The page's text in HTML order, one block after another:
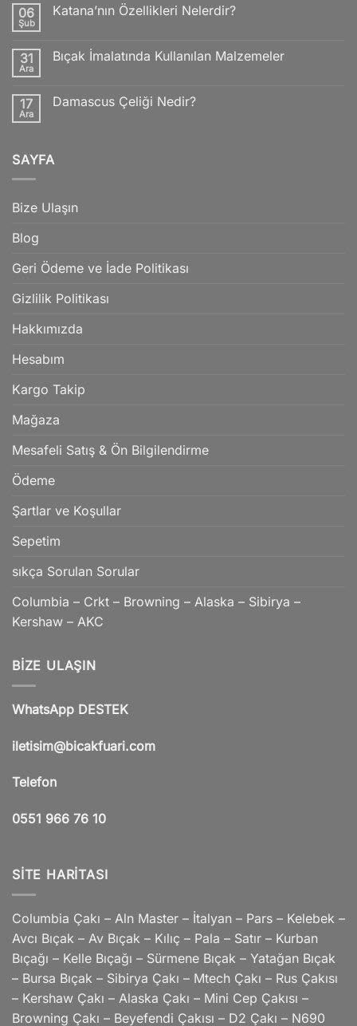
Bıçakları
Rehberi
06
Şub
Katana’nın Özellikleri Nelerdir?
Katana’nın
Özellikleri
Nelerdir?
31
Ara
Bıçak İmalatında Kullanılan Malzemeler
İmalatında
17
Ara
Damascus Çeliği Nedir?
Nedir?
SAYFA
Bize Ulaşın
Blog
Geri Ödeme ve İade Politikası
Gizlilik Politikası
Hakkımızda
Hesabım
Kargo Takip
Mağaza
Mesafeli Satış & Ön Bilgilendirme
Ödeme
Şartlar ve Koşullar
Sepetim
sıkça Sorulan Sorular
Columbia – Crkt – Browning – Alaska – Sibirya –
Kershaw – AKC
BIZE ULAŞIN
WhatsApp DESTEK
iletisim@bicakfuari.com
Telefon
0551 966 76 10
SITE HARITASI
Columbia Çakı – Aln Master – İtalyan – Pars – Kelebek –
Avcı Bıçak – Av Bıçak – Kılıç – Pala – Satır – Kurban
Bıçağı – Kelle Bıçağı – Sürmene Bıçak – Yatağan Bıçak
– Bursa Bıçak – Sibirya Çakı – Mtech Çakı – Rus Çakısı
– Kershaw Çakı – Alaska Çakı – Mini Cep Çakısı –
Browning Çakı – Beyefendi Çakısı – D2 Çakı – N690